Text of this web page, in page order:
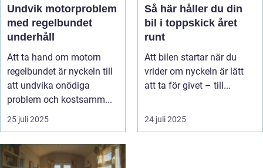
Undvik motorproblem
med regelbundet
underhåll
Att ta hand om motorn
regelbundet är nyckeln till
att undvika onödiga
problem och kostsamm...
25 juli 2025
Så här håller du din
bil i toppskick året
runt
Att bilen startar när du
vrider om nyckeln är lätt
att ta för givet – till...
24 juli 2025